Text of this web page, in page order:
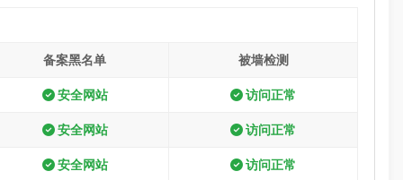
备案黑名单 被墙检测
安全网站 访问正常
安全网站 访问正常
安全网站 访问正常